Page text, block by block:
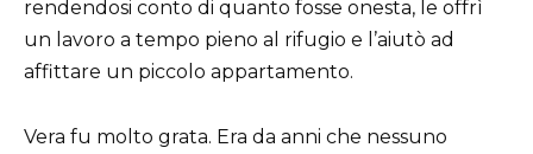
rendendosi conto di quanto fosse onesta, le offrì
un lavoro a tempo pieno al rifugio e l’aiutò ad
affittare un piccolo appartamento.
Vera fu molto grata. Era da anni che nessuno